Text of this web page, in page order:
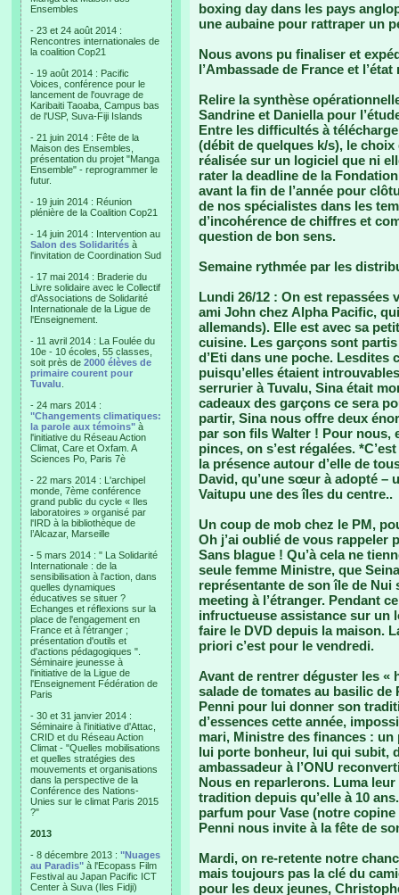
Ensembles
- 23 et 24 août 2014 :
Rencontres internationales de
la coalition Cop21
- 19 août 2014 : Pacific
Voices, conférence pour le
lancement de l'ouvrage de
Karibaiti Taoaba, Campus bas
de l'USP, Suva-Fiji Islands
- 21 juin 2014 : Fête de la
Maison des Ensembles,
présentation du projet "Manga
Ensemble" - reprogrammer le
futur.
- 19 juin 2014 : Réunion
plénière de la Coalition Cop21
- 14 juin 2014 : Intervention au
Salon des Solidarités à
l'invitation de Coordination Sud
- 17 mai 2014 : Braderie du
Livre solidaire avec le Collectif
d'Associations de Solidarité
Internationale de la Ligue de
l'Enseignement.
- 11 avril 2014 : La Foulée du
10e - 10 écoles, 55 classes,
soit près de 2000 élèves de
primaire courent pour
Tuvalu
- 24 mars 2014 :
"Changements climatiques:
la parole aux témoins" à
l'initiative du Réseau Action
Climat, Care et Oxfam. A
Sciences Po, Paris 7è
- 22 mars 2014 : L'archipel
monde, 7ème conférence
grand public du cycle « Iles
laboratoires » organisé par
l'IRD à la bibliothèque de
l’Alcazar, Marseille
- 5 mars 2014 : " La Solidarité
Internationale : de la
sensibilisation à l'action, dans
quelles dynamiques
éducatives se situer ?
Echanges et réflexions sur la
place de l'engagement en
France et à l'étranger ;
présentation d'outils et
d'actions pédagogiques ".
Séminaire jeunesse à
l'initiative de la Ligue de
l'Enseignement Fédération de
Paris
- 30 et 31 janvier 2014 :
Séminaire à l'initiative d'Attac,
CRID et du Réseau Action
Climat - "Quelles mobilisations
et quelles stratégies des
mouvements et organisations
dans la perspective de la
Conférence des Nations-
Unies sur le climat Paris 2015
?"
2013
- 8 décembre 2013 : "Nuages
au Paradis" à l'Ecopass Film
Festival au Japan Pacific ICT
Center à Suva (Iles Fidji)
boxing day dans les pays
une aubaine pour rattraper un
Nous avons pu finaliser et
l’Ambassade de France et
Relire la synthèse
Sandrine et Daniella pour
Entre les difficultés à
(débit de quelques k/s), le
réalisée sur un logiciel que ni
rater la deadline de la
avant la fin de l’année pour
de nos spécialistes dans les
d’incohérence de chiffres et
question de bon sens.
Semaine rythmée par les
Lundi 26/12 : On est repassées
ami John chez Alpha Pacific,
allemands). Elle est avec sa
cuisine. Les garçons sont
d’Eti dans une poche. Lesdites
puisqu’elles étaient
serrurier à Tuvalu, Sina était
cadeaux des garçons ce sera
partir, Sina nous offre deux
par son fils Walter ! Pour nous,
pinces, on s’est régalées.
la présence autour d’elle de
David, qu’une sœur à adopté –
Vaitupu une des îles du centre..
Un coup de mob chez le PM,
Oh j’ai oublié de vous
Sans blague ! Qu’à cela ne
seule femme Ministre, que
représentante de son île de Nui
meeting à l’étranger. Pendant
infructueuse assistance sur un
faire le DVD depuis la maison.
priori c’est pour le vendredi.
Avant de rentrer déguster les «
salade de tomates au basilic
Penni pour lui donner son
d’essences cette année,
mari, Ministre des finances :
lui porte bonheur, lui qui subit,
ambassadeur à l’ONU
Nous en reparlerons. Luma
tradition depuis qu’elle à 10
parfum pour Vase (notre
Penni nous invite à la fête de
Mardi, on re-retente notre
mais toujours pas la clé du
pour les deux jeunes,